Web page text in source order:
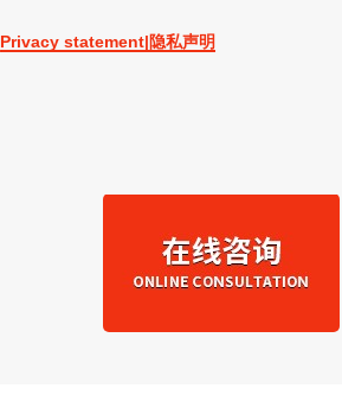
Privacy statement|隐私声明